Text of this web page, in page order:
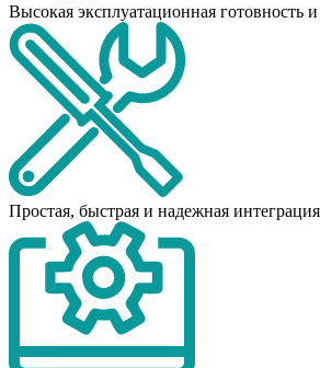
Высокая эксплуатационная готовность
Простая, быстрая и надежная интеграция